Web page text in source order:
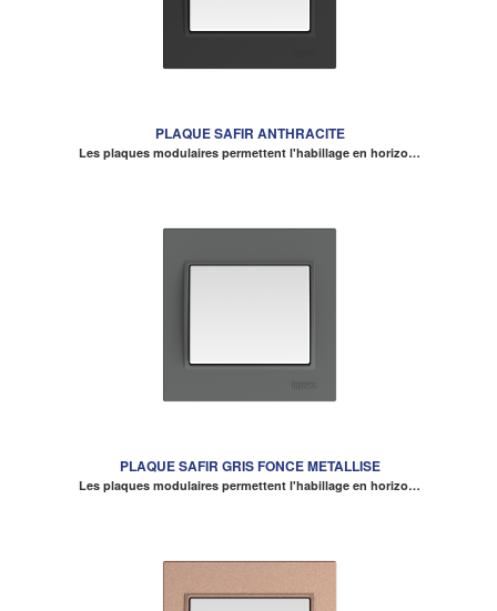
PLAQUE SAFIR ANTHRACITE
Les plaques modulaires permettent l'habillage en horizo…
PLAQUE SAFIR GRIS FONCE METALLISE
Les plaques modulaires permettent l'habillage en horizo…